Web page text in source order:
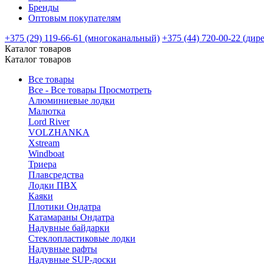
Бренды
Оптовым покупателям
+375 (29) 119-66-61 (многоканальный) +375 (44) 720-00-22
Каталог товаров
Каталог товаров
Все товары
Все - Все товары Просмотреть
Алюминиевые лодки
Малютка
Lord River
VOLZHANKA
Xstream
Windboat
Триера
Плавсредства
Лодки ПВХ
Каяки
Плотики Ондатра
Катамараны Ондатра
Надувные байдарки
Стеклопластиковые лодки
Надувные рафты
Надувные SUP-доски